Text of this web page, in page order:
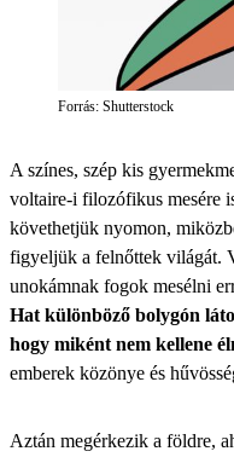
Forrás: Shutterstock
A színes, szép kis
voltaire-i filozófikus mesére
követhetjük nyomon,
figyeljük a felnőttek világát.
unokámnak fogok mesélni
Hat különböző bolygón
hogy miként nem kellene
emberek közönye és
Aztán megérkezik a földre,